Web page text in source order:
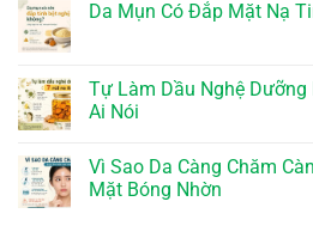
Da Mụn Có Đắp Mặt Nạ
Tự Làm Dầu Nghệ Dưỡng
Ai Nói
Vì Sao Da Càng Chăm
Mặt Bóng Nhờn